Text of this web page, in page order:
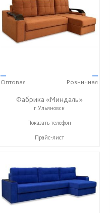
—
Оптовая
—
Розничная
Фабрика «Миндаль»
г.Ульяновск
+7 (927) 630-62-82
Показать телефон
Прайс-лист